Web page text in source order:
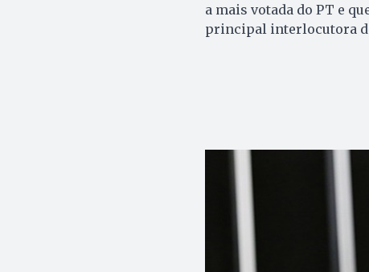
a mais votada do PT e
principal interlocutora